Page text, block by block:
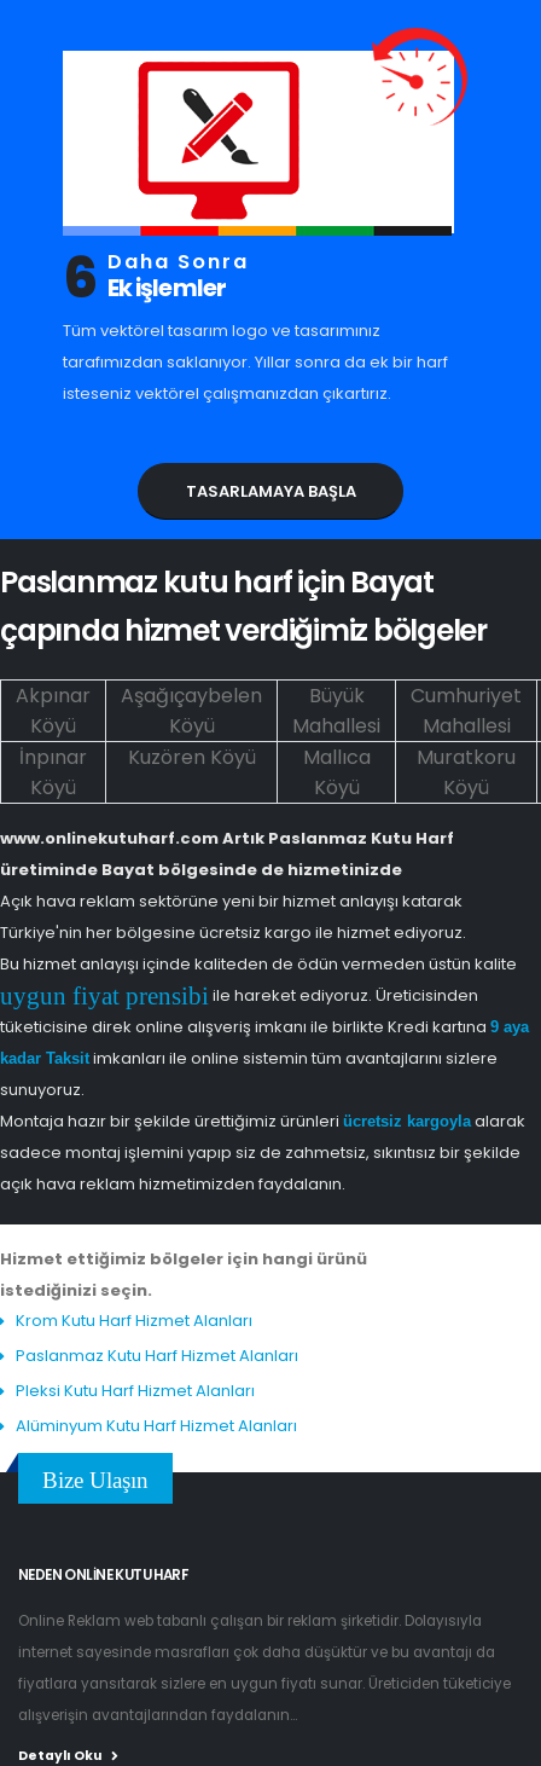
6 Daha Sonra
Ek işlemler
Tüm vektörel tasarım logo ve tasarımınız
tarafımızdan saklanıyor. Yıllar sonra da ek bir harf
isteseniz vektörel çalışmanızdan çıkartırız.
TASARLAMAYA BAŞLA
Paslanmaz kutu harf için Bayat
çapında hizmet verdiğimiz bölgeler
Akpınar
Köyü
Aşağıçaybelen
Köyü
Büyük
Mahallesi
Cumhuriyet
Mahallesi
İnpınar
Köyü
Kuzören Köyü
Mallıca
Köyü
Muratkoru
Köyü
www.onlinekutuharf.com Artık Paslanmaz Kutu Harf
üretiminde Bayat bölgesinde de hizmetinizde
Açık hava reklam sektörüne yeni bir hizmet anlayışı katarak
Türkiye'nin her bölgesine ücretsiz kargo ile hizmet ediyoruz.
Bu hizmet anlayışı içinde kaliteden de ödün vermeden üstün kalite
uygun fiyat prensibi ile hareket ediyoruz. Üreticisinden
tüketicisine direk online alışveriş imkanı ile birlikte Kredi kartına 9 aya
kadar Taksitimkanları ile online sistemin tüm avantajlarını sizlere
sunuyoruz.
Montaja hazır bir şekilde ürettiğimiz ürünleri ücretsiz kargoylaalarak
sadece montaj işlemini yapıp siz de zahmetsiz, sıkıntısız bir şekilde
açık hava reklam hizmetimizden faydalanın.
Hizmet ettiğimiz bölgeler için hangi ürünü
istediğinizi seçin.
Krom Kutu Harf Hizmet Alanları
Paslanmaz Kutu Harf Hizmet Alanları
Pleksi Kutu Harf Hizmet Alanları
Alüminyum Kutu Harf Hizmet Alanları
Bize Ulaşın
NEDEN ONLINE KUTU HARF
Online Reklam web tabanlı çalışan bir reklam şirketidir. Dolayısıyla
internet sayesinde masrafları çok daha düşüktür ve bu avantajı da
fiyatlara yansıtarak sizlere en uygun fiyatı sunar. Üreticiden tüketiciye
alışverişin avantajlarından faydalanın...
Detaylı Oku